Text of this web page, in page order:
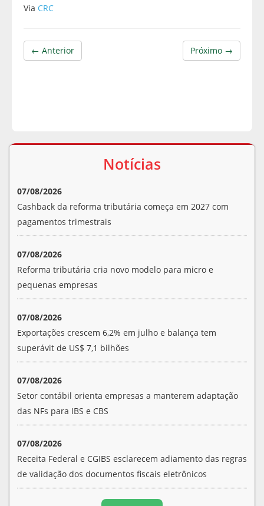
Via CRC
Próximo →
← Anterior
Notícias
07/08/2026
Cashback da reforma tributária começa em 2027 com
pagamentos trimestrais
07/08/2026
Reforma tributária cria novo modelo para micro e
pequenas empresas
07/08/2026
Exportações crescem 6,2% em julho e balança tem
superávit de US$ 7,1 bilhões
07/08/2026
Setor contábil orienta empresas a manterem adaptação
das NFs para IBS e CBS
07/08/2026
Receita Federal e CGIBS esclarecem adiamento das regras
de validação dos documentos fiscais eletrônicos